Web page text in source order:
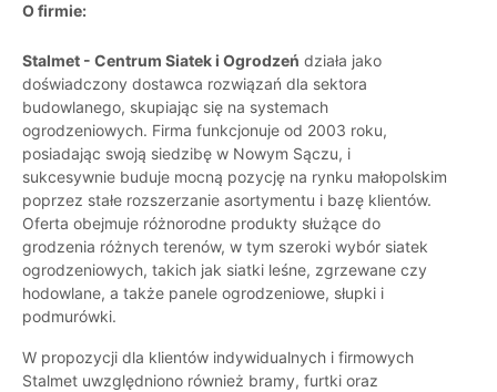
O firmie:
Stalmet - Centrum Siatek i Ogrodzeń działa jako
doświadczony dostawca rozwiązań dla sektora
budowlanego, skupiając się na systemach
ogrodzeniowych. Firma funkcjonuje od 2003 roku,
posiadając swoją siedzibę w Nowym Sączu, i
sukcesywnie buduje mocną pozycję na rynku małopolskim
poprzez stałe rozszerzanie asortymentu i bazę klientów.
Oferta obejmuje różnorodne produkty służące do
grodzenia różnych terenów, w tym szeroki wybór siatek
ogrodzeniowych, takich jak siatki leśne, zgrzewane czy
hodowlane, a także panele ogrodzeniowe, słupki i
podmurówki.
W propozycji dla klientów indywidualnych i firmowych
Stalmet uwzględniono również bramy, furtki oraz